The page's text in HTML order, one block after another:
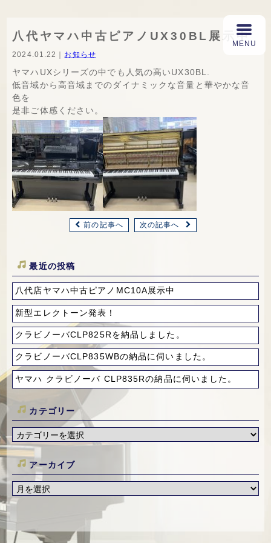
八代ヤマハ中古ピアノUX30BL展示中
2024.01.22｜ お知らせ
ヤマハUXシリーズの中でも人気の高いUX30BL.
低音域から高音域までのダイナミックな音量と華やかな音
色を
是非ご体感ください。
前の記事へ 次の記事へ
最近の投稿
八代店ヤマハ中古ピアノMC10A展示中
新型エレクトーン発表！
クラビノーバCLP825Rを納品しました。
クラビノーバCLP835WBの納品に伺いました。
ヤマハ クラビノーバ CLP835Rの納品に伺いました。
カテゴリー
アーカイブ